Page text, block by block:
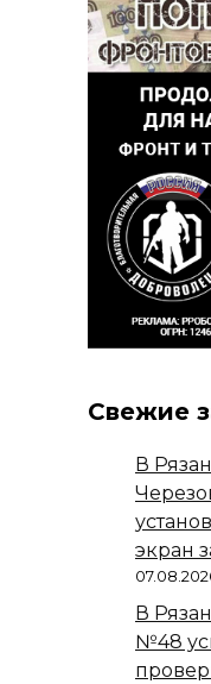
Свежие
В
экран
В
№48